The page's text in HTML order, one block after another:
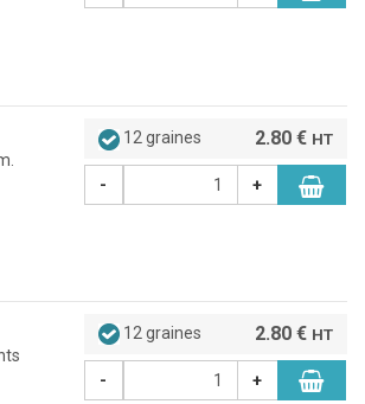
12 graines 2.80 € HT
- +
12 graines 2.80 € HT
- +